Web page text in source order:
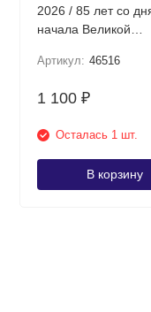
2026 / 85 лет со
начала Великой
июня) UNC
Артикул: 46516
1 100 ₽
Осталась 1 шт.
В корзину